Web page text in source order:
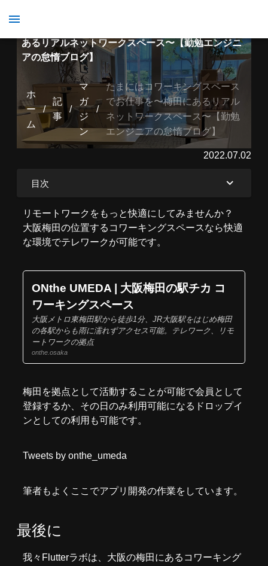
あるリアルネットワークスペース〜【勤勉エンジニ
アの怠惰ブログ】
ホ
ー
ム
/
記
事
/
マ
ガ
ジ
ン
/
たまにはコワーキングスペース
でお仕事を〜梅田にあるリアル
ネットワークスペース〜【勤勉
エンジニアの怠惰ブログ】
2022.07.02
目次
リモートワークをもっと快適にしてみませんか？
大阪梅田の位置するコワーキングスペースなら快適
な環境でテレワークが可能です。
ONthe UMEDA | 大阪梅田の駅チカ コ
ワーキングスペース
大阪メトロ東梅田駅から徒歩1分、JR大阪駅をはじめ梅田
の各駅からも雨に濡れずアクセス可能。テレワーク、リモ
ートワークの拠点
onthe.osaka
梅田を拠点として活動することが可能で会員として
登録するか、その日のみ利用可能になるドロップイ
ンとしての利用も可能です。
Tweets by onthe_umeda
筆者もよくここでアプリ開発の作業をしています。
最後に
我々 Flutterラボは、大阪の梅田にあるコワーキング